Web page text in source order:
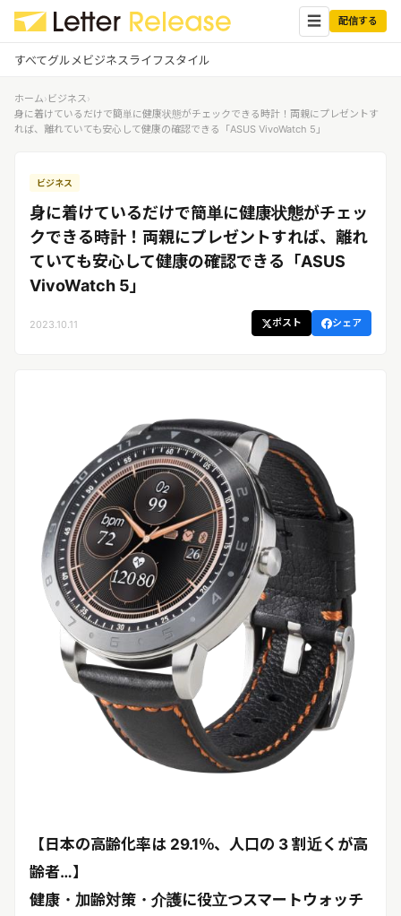
☰ 配信する
すべてグルメビジネスライフスタイル
グルメ
ビジネス
ライフスタイル
ログイン ✕
企業ユーザーでログイン
する
受信 レターリリース受信ユーザー
メディアユーザーでログインする
レターリリースを受信（メディア登
録）
ホーム› ビジネス›
身に着けているだけで簡単に健康状態がチェックできる時計！両親にプレゼントす
れば、離れていても安心して健康の確認できる「ASUS VivoWatch 5」
ビジネス
身に着けているだけで簡単に健康状態がチェッ
クできる時計！両親にプレゼントすれば、離れ
ていても安心して健康の確認できる「ASUS
VivoWatch 5」
2023.10.11 ポスト シェア
【日本の高齢化率は 29.1％、人口の 3 割近くが高
齢者…】
健康・加齢対策・介護に役立つスマートウォッチ